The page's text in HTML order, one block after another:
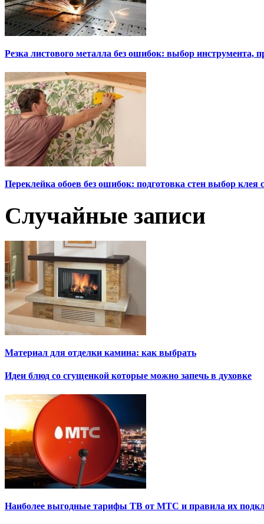
Резка листового металла без ошибок: выбор инструмента,
Переклейка обоев без ошибок: подготовка стен выбор клея
Случайные записи
Материал для отделки камина: как выбрать
Идеи блюд со сгущенкой которые можно запечь в духовке
Наиболее выгодные тарифы ТВ от МТС и правила их